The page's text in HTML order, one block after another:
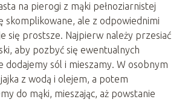
na pierogi z mąki pełnoziarnistej
skomplikowane, ale z odpowiednimi
się prostsze. Najpierw należy przesiać
aby pozbyć się ewentualnych
dodajemy sól i mieszamy. W osobnym
jajka z wodą i olejem, a potem
do mąki, mieszając, aż powstanie